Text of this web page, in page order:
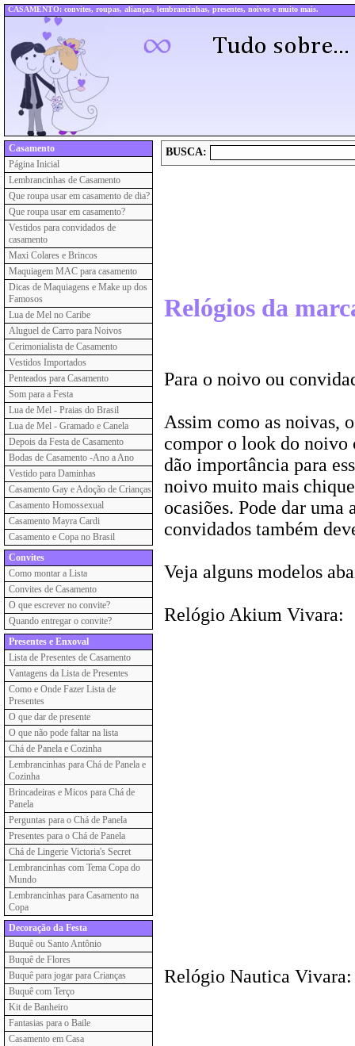
CASAMENTO: convites, roupas, alianças, lembrancinhas, presentes, noivos e muito mais.
Casamento
Página Inicial
Lembrancinhas de Casamento
Que roupa usar em casamento de dia?
Que roupa usar em casamento?
Vestidos para convidados de
casamento
Maxi Colares e Brincos
Maquiagem MAC para casamento
Dicas de Maquiagens e Make up dos
Famosos
Lua de Mel no Caribe
Aluguel de Carro para Noivos
Cerimonialista de Casamento
Vestidos Importados
Penteados para Casamento
Som para a Festa
Lua de Mel - Praias do Brasil
Lua de Mel - Gramado e Canela
Depois da Festa de Casamento
Bodas de Casamento -Ano a Ano
Vestido para Daminhas
Casamento Gay e Adoção de Crianças
Casamento Homossexual
Casamento Mayra Cardi
Casamento e Copa no Brasil
Convites
Como montar a Lista
Convites de Casamento
O que escrever no convite?
Quando entregar o convite?
Presentes e Enxoval
Lista de Presentes de Casamento
Vantagens da Lista de Presentes
Como e Onde Fazer Lista de
Presentes
O que dar de presente
O que não pode faltar na lista
Chá de Panela e Cozinha
Lembrancinhas para Chá de Panela e
Cozinha
Brincadeiras e Micos para Chá de
Panela
Perguntas para o Chá de Panela
Presentes para o Chá de Panela
Chá de Lingerie Victoria's Secret
Lembrancinhas com Tema Copa do
Mundo
Lembrancinhas para Casamento na
Copa
Decoração da Festa
Buquê ou Santo Antônio
Buquê de Flores
Buquê para jogar para Crianças
Buquê com Terço
Kit de Banheiro
Fantasias para o Baile
Casamento em Casa
BUSCA:
Relógios da
Para o noivo ou
Assim como as noivas,
compor o look do noivo
dão importância para
noivo muito mais chique
ocasiões. Pode dar
convidados também
Veja alguns modelos
Relógio Akium Vivara:
Relógio Nautica Vivara: